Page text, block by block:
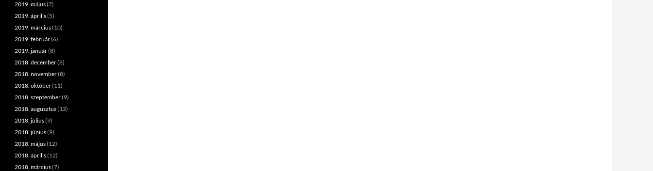
2019. május(7)
2019. április(5)
2019. március(10)
2019. február(6)
2019. január(8)
2018. december(8)
2018. november(8)
2018. október(11)
2018. szeptember(9)
2018. augusztus(12)
2018. július(9)
2018. június(9)
2018. május(12)
2018. április(12)
2018. március(7)